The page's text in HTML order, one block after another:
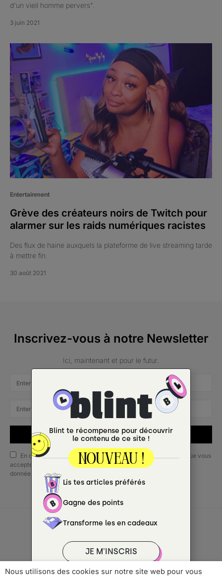
d'un vieil homme pervers".
3 juin 2021
Entertainment
Grève des créateurs noirs de Twitch pour
alarmer sur les raids numériques racistes
Des flux de haine auxquels la plateforme de live streaming tarde
à mettre fin.
30 août 2021
Inscrivez-vous à notre Newsletter
Ici, maintenant et pour le futur.
SUBSCRIBE
En cochant cette case, vous confirmez que vous avez lu et que vous
acceptez nos conditions d'utilisation concernant le stockage des
données soumises via ce formulaire.
Nous utilisons des cookies sur notre site web pour vous